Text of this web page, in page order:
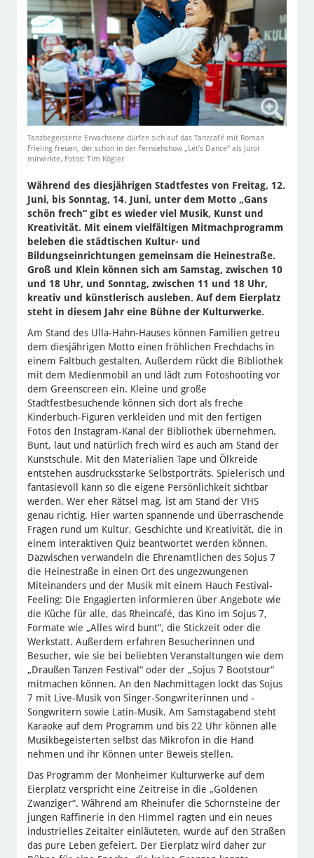
Tanzbegeisterte Erwachsene dürfen sich auf das Tanzcafé mit Roman
Frieling freuen, der schon in der Fernsehshow „Let’s Dance“ als Juror
mitwirkte. Fotos: Tim Kögler
Während des diesjährigen Stadtfestes von Freitag, 12.
Juni, bis Sonntag, 14. Juni, unter dem Motto „Gans
schön frech“ gibt es wieder viel Musik, Kunst und
Kreativität. Mit einem vielfältigen Mitmachprogramm
beleben die städtischen Kultur- und
Bildungseinrichtungen gemeinsam die Heinestraße.
Groß und Klein können sich am Samstag, zwischen 10
und 18 Uhr, und Sonntag, zwischen 11 und 18 Uhr,
kreativ und künstlerisch ausleben. Auf dem Eierplatz
steht in diesem Jahr eine Bühne der Kulturwerke.
Am Stand des Ulla-Hahn-Hauses können Familien getreu
dem diesjährigen Motto einen fröhlichen Frechdachs in
einem Faltbuch gestalten. Außerdem rückt die Bibliothek
mit dem Medienmobil an und lädt zum Fotoshooting vor
dem Greenscreen ein. Kleine und große
Stadtfestbesuchende können sich dort als freche
Kinderbuch-Figuren verkleiden und mit den fertigen
Fotos den Instagram-Kanal der Bibliothek übernehmen.
Bunt, laut und natürlich frech wird es auch am Stand der
Kunstschule. Mit den Materialien Tape und Ölkreide
entstehen ausdrucksstarke Selbstporträts. Spielerisch und
fantasievoll kann so die eigene Persönlichkeit sichtbar
werden. Wer eher Rätsel mag, ist am Stand der VHS
genau richtig. Hier warten spannende und überraschende
Fragen rund um Kultur, Geschichte und Kreativität, die in
einem interaktiven Quiz beantwortet werden können.
Dazwischen verwandeln die Ehrenamtlichen des Sojus 7
die Heinestraße in einen Ort des ungezwungenen
Miteinanders und der Musik mit einem Hauch Festival-
Feeling: Die Engagierten informieren über Angebote wie
die Küche für alle, das Rheincafé, das Kino im Sojus 7,
Formate wie „Alles wird bunt“, die Stickzeit oder die
Werkstatt. Außerdem erfahren Besucherinnen und
Besucher, wie sie bei beliebten Veranstaltungen wie dem
„Draußen Tanzen Festival“ oder der „Sojus 7 Bootstour“
mitmachen können. An den Nachmittagen lockt das Sojus
7 mit Live-Musik von Singer-Songwriterinnen und -
Songwritern sowie Latin-Musik. Am Samstagabend steht
Karaoke auf dem Programm und bis 22 Uhr können alle
Musikbegeisterten selbst das Mikrofon in die Hand
nehmen und ihr Können unter Beweis stellen.
Das Programm der Monheimer Kulturwerke auf dem
Eierplatz verspricht eine Zeitreise in die „Goldenen
Zwanziger“. Während am Rheinufer die Schornsteine der
jungen Raffinerie in den Himmel ragten und ein neues
industrielles Zeitalter einläuteten, wurde auf den Straßen
das pure Leben gefeiert. Der Eierplatz wird daher zur